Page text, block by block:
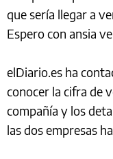
que sería llegar a
Espero con ansia
elDiario.es ha
conocer la cifra de
compañía y los
las dos empresas